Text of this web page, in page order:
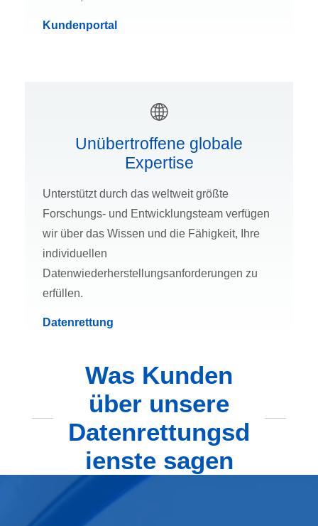
Kundenportal
Unübertroffene globale
Expertise
Unterstützt durch das weltweit größte
Forschungs- und Entwicklungsteam verfügen
wir über das Wissen und die Fähigkeit, Ihre
individuellen
Datenwiederherstellungsanforderungen zu
erfüllen.
Datenrettung
Was Kunden
über unsere
Datenrettungsd
ienste sagen